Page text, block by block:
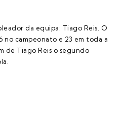
da equipa: Tiago Reis. O
no campeonato e 23 em toda a
de Tiago Reis o segundo